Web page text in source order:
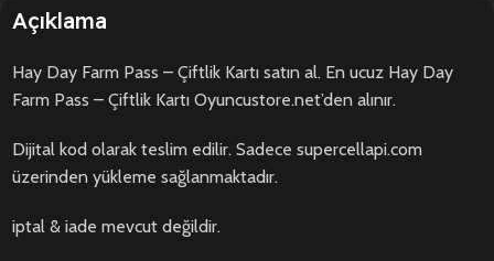
Açıklama
Hay Day Farm Pass – Çiftlik Kartı satın al. En ucuz Hay Day
Farm Pass – Çiftlik Kartı Oyuncustore.net’den alınır.
Dijital kod olarak teslim edilir. Sadece supercellapi.com
üzerinden yükleme sağlanmaktadır.
iptal & iade mevcut değildir.